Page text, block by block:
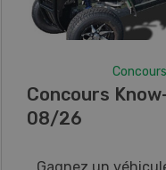
Concours
Concours
08/26